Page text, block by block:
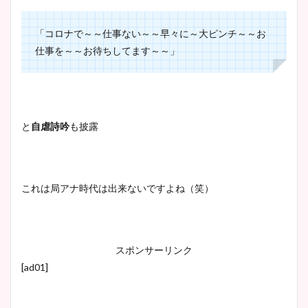
「コロナで～～仕事ない～～早々に～大ピンチ～～お
仕事を～～お待ちしてます～～」
と 自虐詩吟も披露
これは局アナ時代は出来ないですよね（笑）
スポンサーリンク
[ad01]